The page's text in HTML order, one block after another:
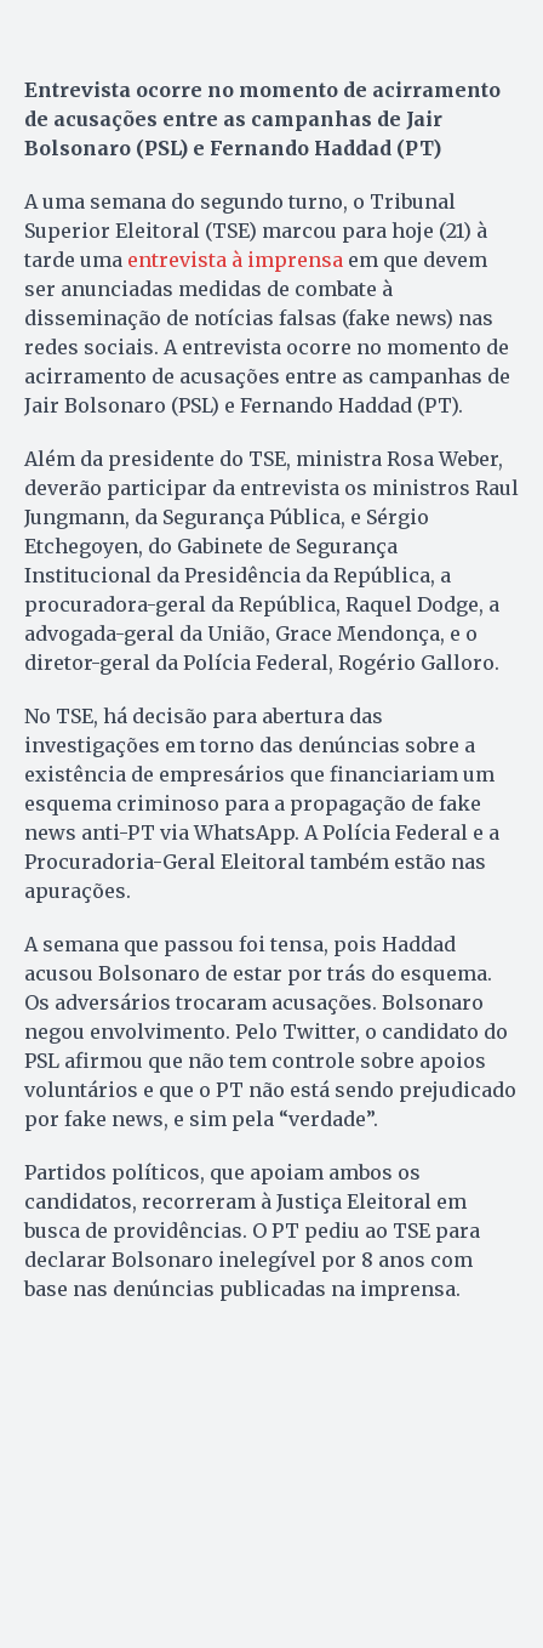
Entrevista ocorre no momento de acirramento
de acusações entre as campanhas de Jair
Bolsonaro (PSL) e Fernando Haddad (PT)
A uma semana do segundo turno, o Tribunal
Superior Eleitoral (TSE) marcou para hoje (21) à
tarde uma entrevista à imprensa em que devem
ser anunciadas medidas de combate à
disseminação de notícias falsas (fake news) nas
redes sociais. A entrevista ocorre no momento de
acirramento de acusações entre as campanhas de
Jair Bolsonaro (PSL) e Fernando Haddad (PT).
Além da presidente do TSE, ministra Rosa Weber,
deverão participar da entrevista os ministros Raul
Jungmann, da Segurança Pública, e Sérgio
Etchegoyen, do Gabinete de Segurança
Institucional da Presidência da República, a
procuradora-geral da República, Raquel Dodge, a
advogada-geral da União, Grace Mendonça, e o
diretor-geral da Polícia Federal, Rogério Galloro.
No TSE, há decisão para abertura das
investigações em torno das denúncias sobre a
existência de empresários que financiariam um
esquema criminoso para a propagação de fake
news anti-PT via WhatsApp. A Polícia Federal e a
Procuradoria-Geral Eleitoral também estão nas
apurações.
A semana que passou foi tensa, pois Haddad
acusou Bolsonaro de estar por trás do esquema.
Os adversários trocaram acusações. Bolsonaro
negou envolvimento. Pelo Twitter, o candidato do
PSL afirmou que não tem controle sobre apoios
voluntários e que o PT não está sendo prejudicado
por fake news, e sim pela “verdade”.
Partidos políticos, que apoiam ambos os
candidatos, recorreram à Justiça Eleitoral em
busca de providências. O PT pediu ao TSE para
declarar Bolsonaro inelegível por 8 anos com
base nas denúncias publicadas na imprensa.